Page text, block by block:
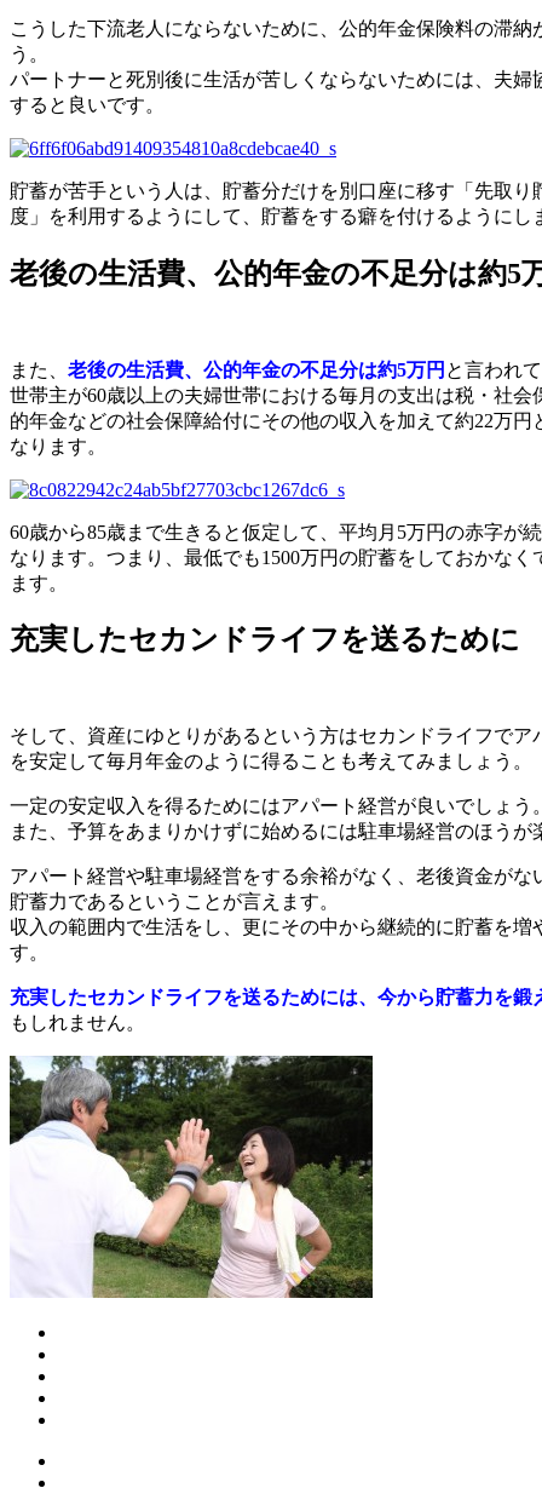
こうした下流老人にならないために、公的年金保険料の滞
う。
パートナーと死別後に生活が苦しくならないためには、夫
すると良いです。
貯蓄が苦手という人は、貯蓄分だけを別口座に移す「先取
度」を利用するようにして、貯蓄をする癖を付けるようにし
老後の生活費、公的年金の不足分は約5
また、 老後の生活費、公的年金の不足分は約5万円 と言われ
世帯主が60歳以上の夫婦世帯における毎月の支出は税・社
的年金などの社会保障給付にその他の収入を加えて約22万
なります。
60歳から85歳まで生きると仮定して、平均月5万円の赤字が
なります。つまり、最低でも1500万円の貯蓄をしておかな
ます。
充実したセカンドライフを送るために
そして、資産にゆとりがあるという方はセカンドライフで
を安定して毎月年金のように得ることも考えてみましょう。
一定の安定収入を得るためにはアパート経営が良いでしょう
また、予算をあまりかけずに始めるには駐車場経営のほうが
アパート経営や駐車場経営をする余裕がなく、老後資金が
貯蓄力であるということが言えます。
収入の範囲内で生活をし、更にその中から継続的に貯蓄を
す。
充実したセカンドライフを送るためには、今から貯蓄力を
もしれません。